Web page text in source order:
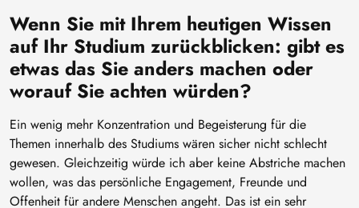
Wenn Sie mit Ihrem heutigen Wissen
auf Ihr Studium zurückblicken: gibt es
etwas das Sie anders machen oder
worauf Sie achten würden?
Ein wenig mehr Konzentration und Begeisterung für die
Themen innerhalb des Studiums wären sicher nicht schlecht
gewesen. Gleichzeitig würde ich aber keine Abstriche machen
wollen, was das persönliche Engagement, Freunde und
Offenheit für andere Menschen angeht. Das ist ein sehr